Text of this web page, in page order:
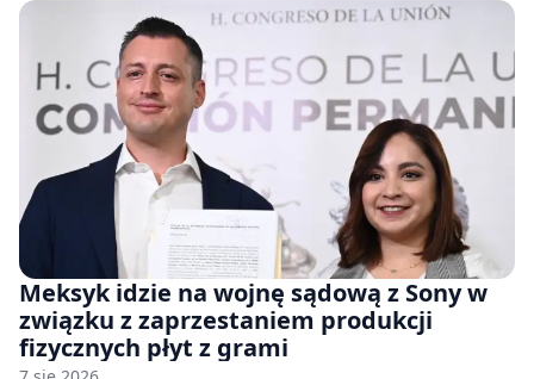
Meksyk idzie na wojnę sądową z Sony w
związku z zaprzestaniem produkcji
fizycznych płyt z grami